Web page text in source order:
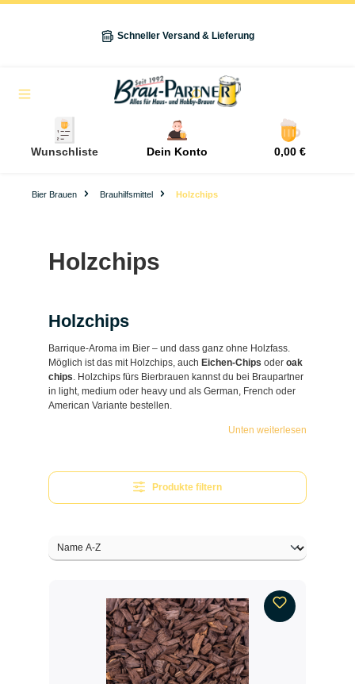
Schneller Versand & Lieferung
Wunschliste Dein Konto 0,00 €
Bier Brauen Brauhilfsmittel Holzchips
Holzchips
Holzchips
Barrique-Aroma im Bier – und dass ganz ohne Holzfass.
Möglich ist das mit Holzchips, auch Eichen-Chips oder oak
chips. Holzchips fürs Bierbrauen kannst du bei Braupartner
in light, medium oder heavy und als German, French oder
American Variante bestellen.
Unten weiterlesen
Produkte filtern